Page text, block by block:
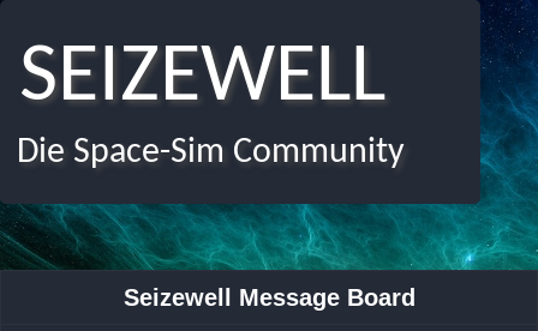
SEIZEWELL
Die Space-Sim Community
Seizewell Message Board